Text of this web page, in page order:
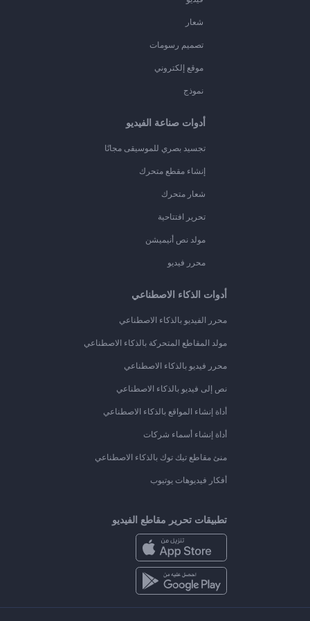
شعار
تصميم رسومات
موقع إلكتروني
نموذج
أدوات صناعة الفيديو
تجسيد بصري للموسيقى مجانًا
إنشاء مقطع متحرك
شعار متحرك
تحرير افتتاحية
مولد نص أنيميشن
محرر فيديو
أدوات الذكاء الاصطناعي
محرر الفيديو بالذكاء الاصطناعي
مولد المقاطع المتحركة بالذكاء الاصطناعي
محرر فيديو بالذكاء الاصطناعي
نص إلى فيديو بالذكاء الاصطناعي
أداة إنشاء المواقع بالذكاء الاصطناعي
أداة إنشاء أسماء شركات
منئ مقاطع تيك توك بالذكاء الاصطناعي
أفكار فيديوهات يوتيوب
تطبيقات تحرير مقاطع الفيديو